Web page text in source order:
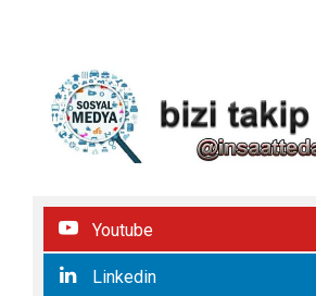
Youtube
Linkedin